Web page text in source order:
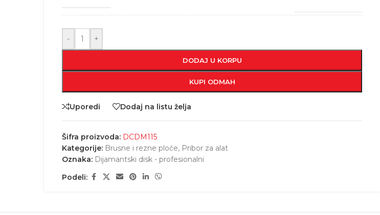
- +
DODAJ U KORPU
KUPI ODMAH
Uporedi Dodaj na listu želja
Šifra proizvoda: DCDM115
Kategorije: Brusne i rezne ploče, Pribor za alat
Oznaka: Dijamantski disk - profesionalni
Podeli: